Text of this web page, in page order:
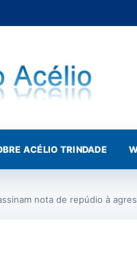
ACÉLIO TRINDADE
nota de repúdio à